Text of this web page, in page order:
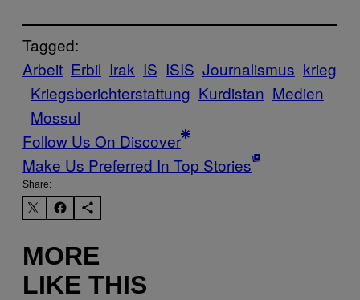
Tagged:
Arbeit Erbil Irak IS ISIS Journalismus krieg
Kriegsberichterstattung Kurdistan Medien
Mossul
Follow Us On Discover
Make Us Preferred In Top Stories
Share:
MORE
LIKE THIS